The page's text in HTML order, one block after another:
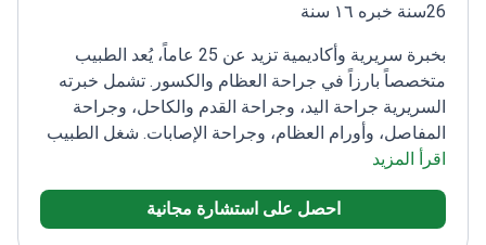
26سنة خبره ١٦ سنة
بخبرة سريرية وأكاديمية تزيد عن 25 عاماً، يُعد الطبيب
متخصصاً بارزاً في جراحة العظام والكسور. تشمل خبرته
السريرية جراحة اليد، وجراحة القدم والكاحل، وجراحة
المفاصل، وأورام العظام، وجراحة الإصابات. شغل الطبيب
مناصب هامة في العديد من المستشفيات التعليمية
والبحثية، بما في ذلك كونه أحد المتخصصين المؤسسين
لعيادة جراحة اليد في مستشفى بالتاليماني للتدريب
اقرأ المزيد
احصل على استشارة مجانية